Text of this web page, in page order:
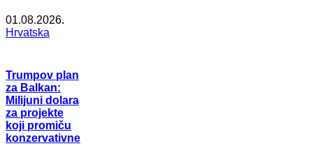
01.08.2026.
Hrvatska
Trumpov plan
za Balkan:
Milijuni dolara
za projekte
koji promiču
konzervativne